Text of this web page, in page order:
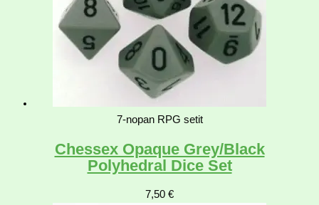
7-nopan RPG setit
Chessex Opaque Grey/Black
Polyhedral Dice Set
7,50 €